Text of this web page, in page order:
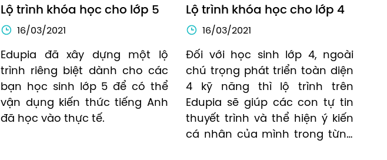
Lộ trình khóa học cho lớp 5
16/03/2021
Edupia đã xây dựng một lộ
trình riêng biệt dành cho các
bạn học sinh lớp 5 để có thể
vận dụng kiến thức tiếng Anh
đã học vào thực tế.
Lộ trình khóa học cho lớp 4
16/03/2021
Đối với học sinh lớp 4, ngoài
chú trọng phát triển toàn diện
4 kỹ năng thì lộ trình trên
Edupia sẽ giúp các con tự tin
thuyết trình và thể hiện ý kiến
cá nhân của mình trong từng